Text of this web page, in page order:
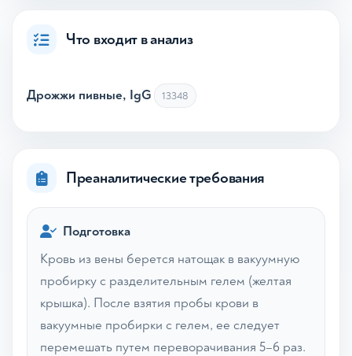
Что входит в анализ
Дрожжи пивные, IgG 13348
Преаналитические требования
Подготовка
Кровь из вены берется натощак в вакуумную
пробирку с разделительным гелем (желтая
крышка). После взятия пробы крови в
вакуумные пробирки с гелем, ее следует
перемешать путем переворачивания 5–6 раз.